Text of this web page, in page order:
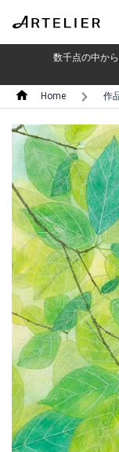
数千点の中か
Home 作